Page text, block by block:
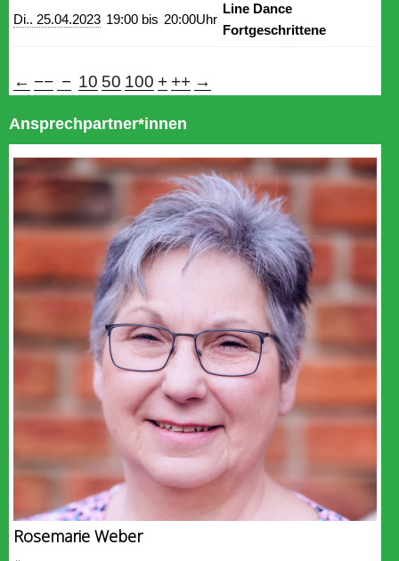
Di.. 25.04.2023 19:00 bis 20:00Uhr
Line Dance
Fortgeschrittene
← −− − 10 50 100 + ++ →
Ansprechpartner*innen
Rosemarie Weber